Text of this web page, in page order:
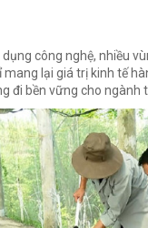
công nghệ, nhiều
mang lại giá trị kinh tế
đi bền vững cho ngành